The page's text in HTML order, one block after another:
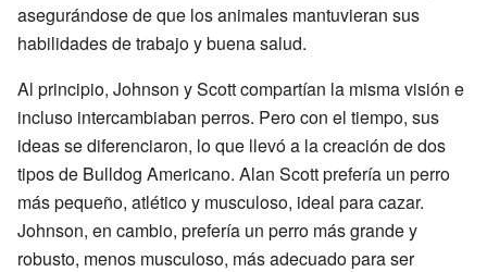
asegurándose de que los animales mantuvieran sus
habilidades de trabajo y buena salud.
Al principio, Johnson y Scott compartían la misma visión e
incluso intercambiaban perros. Pero con el tiempo, sus
ideas se diferenciaron, lo que llevó a la creación de dos
tipos de Bulldog Americano. Alan Scott prefería un perro
más pequeño, atlético y musculoso, ideal para cazar.
Johnson, en cambio, prefería un perro más grande y
robusto, menos musculoso, más adecuado para ser